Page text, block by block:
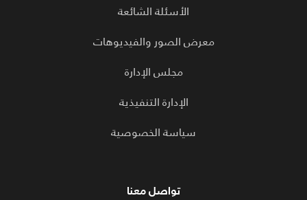
الأسئلة الشائعة
معرض الصور والفيديوهات
مجلس الإدارة
الإدارة التنفيذية
سياسة الخصوصية
تواصل معنا